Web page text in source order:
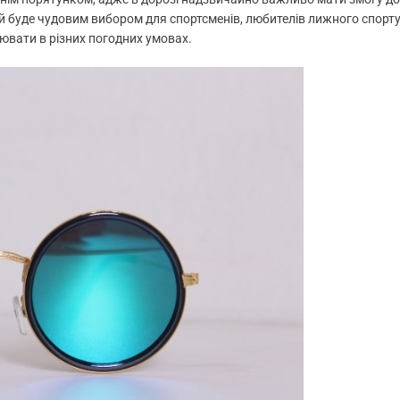
буде чудовим вибором для спортсменів, любителів лижного
в різних погодних умовах.